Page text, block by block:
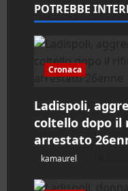
n
e
a
r
t
POTREBBE
Cronaca
Ladispoli,
coltello dopo il
arrestato
kamaurel